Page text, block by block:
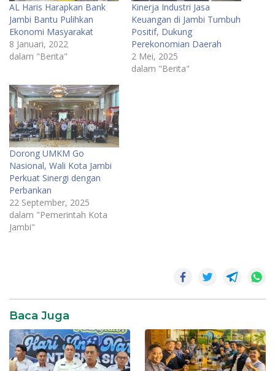
AL Haris Harapkan Bank
Jambi Bantu Pulihkan
Ekonomi Masyarakat
8 Januari, 2022
dalam "Berita"
Kinerja Industri Jasa
Keuangan di Jambi Tumbuh
Positif, Dukung
Perekonomian Daerah
2 Mei, 2025
dalam "Berita"
Dorong UMKM Go
Nasional, Wali Kota Jambi
Perkuat Sinergi dengan
Perbankan
22 September, 2025
dalam "Pemerintah Kota
Jambi"
KUR
penyaluran
dana KUR
Baca Juga